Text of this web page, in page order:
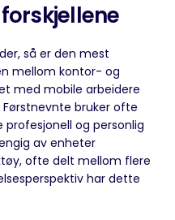
så er den mest
mellom kontor- og
med mobile arbeidere
bruker ofte
og personlig
av enheter
ofte delt mellom flere
har dette